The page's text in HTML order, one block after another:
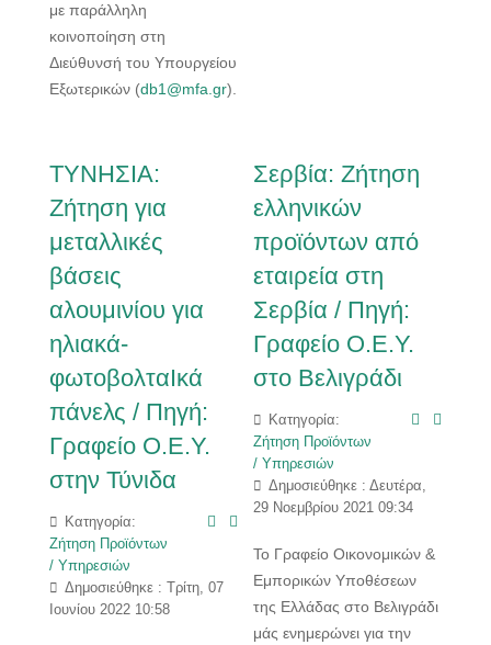
με παράλληλη
κοινοποίηση στη
Διεύθυνσή του Υπουργείου
Εξωτερικών (db1@mfa.gr).
ΤΥΝΗΣΙΑ:
Ζήτηση για
μεταλλικές
βάσεις
αλουμινίου για
ηλιακά-
φωτοβολταΙκά
πάνελς / Πηγή:
Γραφείο Ο.Ε.Υ.
στην Τύνιδα
Κατηγορία:
Ζήτηση Προϊόντων
/ Υπηρεσιών
Δημοσιεύθηκε : Τρίτη, 07
Ιουνίου 2022 10:58
Σερβία: Ζήτηση
ελληνικών
προϊόντων από
εταιρεία στη
Σερβία / Πηγή:
Γραφείο Ο.Ε.Υ.
στο Βελιγράδι
Κατηγορία:
Ζήτηση Προϊόντων
/ Υπηρεσιών
Δημοσιεύθηκε : Δευτέρα,
29 Νοεμβρίου 2021 09:34
Το Γραφείο Οικονομικών &
Εμπορικών Υποθέσεων
της Ελλάδας στο Βελιγράδι
μάς ενημερώνει για την